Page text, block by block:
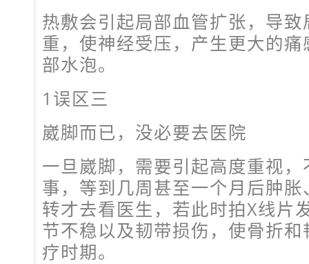
热敷会引起局部血管扩张，导
重，使神经受压，产生更大的
部水泡。
1 误区三
崴脚而已，没必要去医院
一旦崴脚，需要引起高度重视
事，等到几周甚至一个月后肿
转才去看医生，若此时拍X线片
节不稳以及韧带损伤，使骨折
疗时期。